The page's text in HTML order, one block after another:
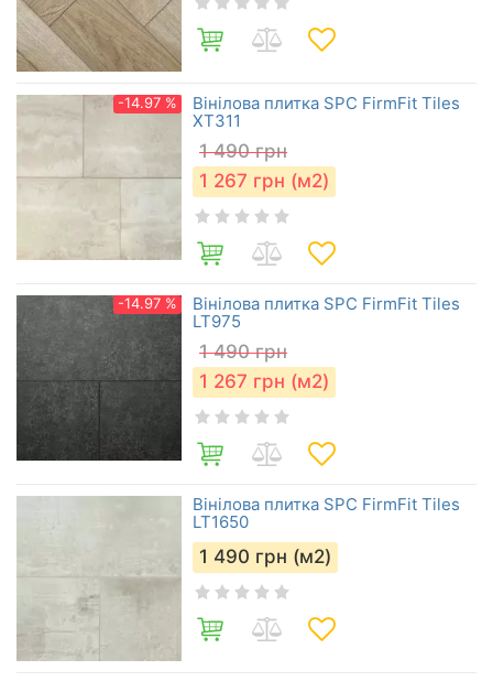
-14.97 %
Вінілова плитка SPC FirmFit Tiles
XT311
1 490 грн
1 267 грн (м2)
-14.97 %
Вінілова плитка SPC FirmFit Tiles
LT975
1 490 грн
1 267 грн (м2)
Вінілова плитка SPC FirmFit Tiles
LT1650
1 490 грн (м2)